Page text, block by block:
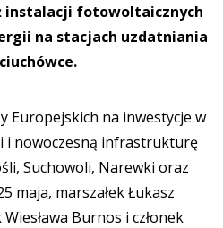
instalacji fotowoltaicznych
na stacjach uzdatniania
Europejskich na inwestycje w
i nowoczesną infrastrukturę
Suchowoli, Narewki oraz
maja, marszałek Łukasz
Burnos i członek